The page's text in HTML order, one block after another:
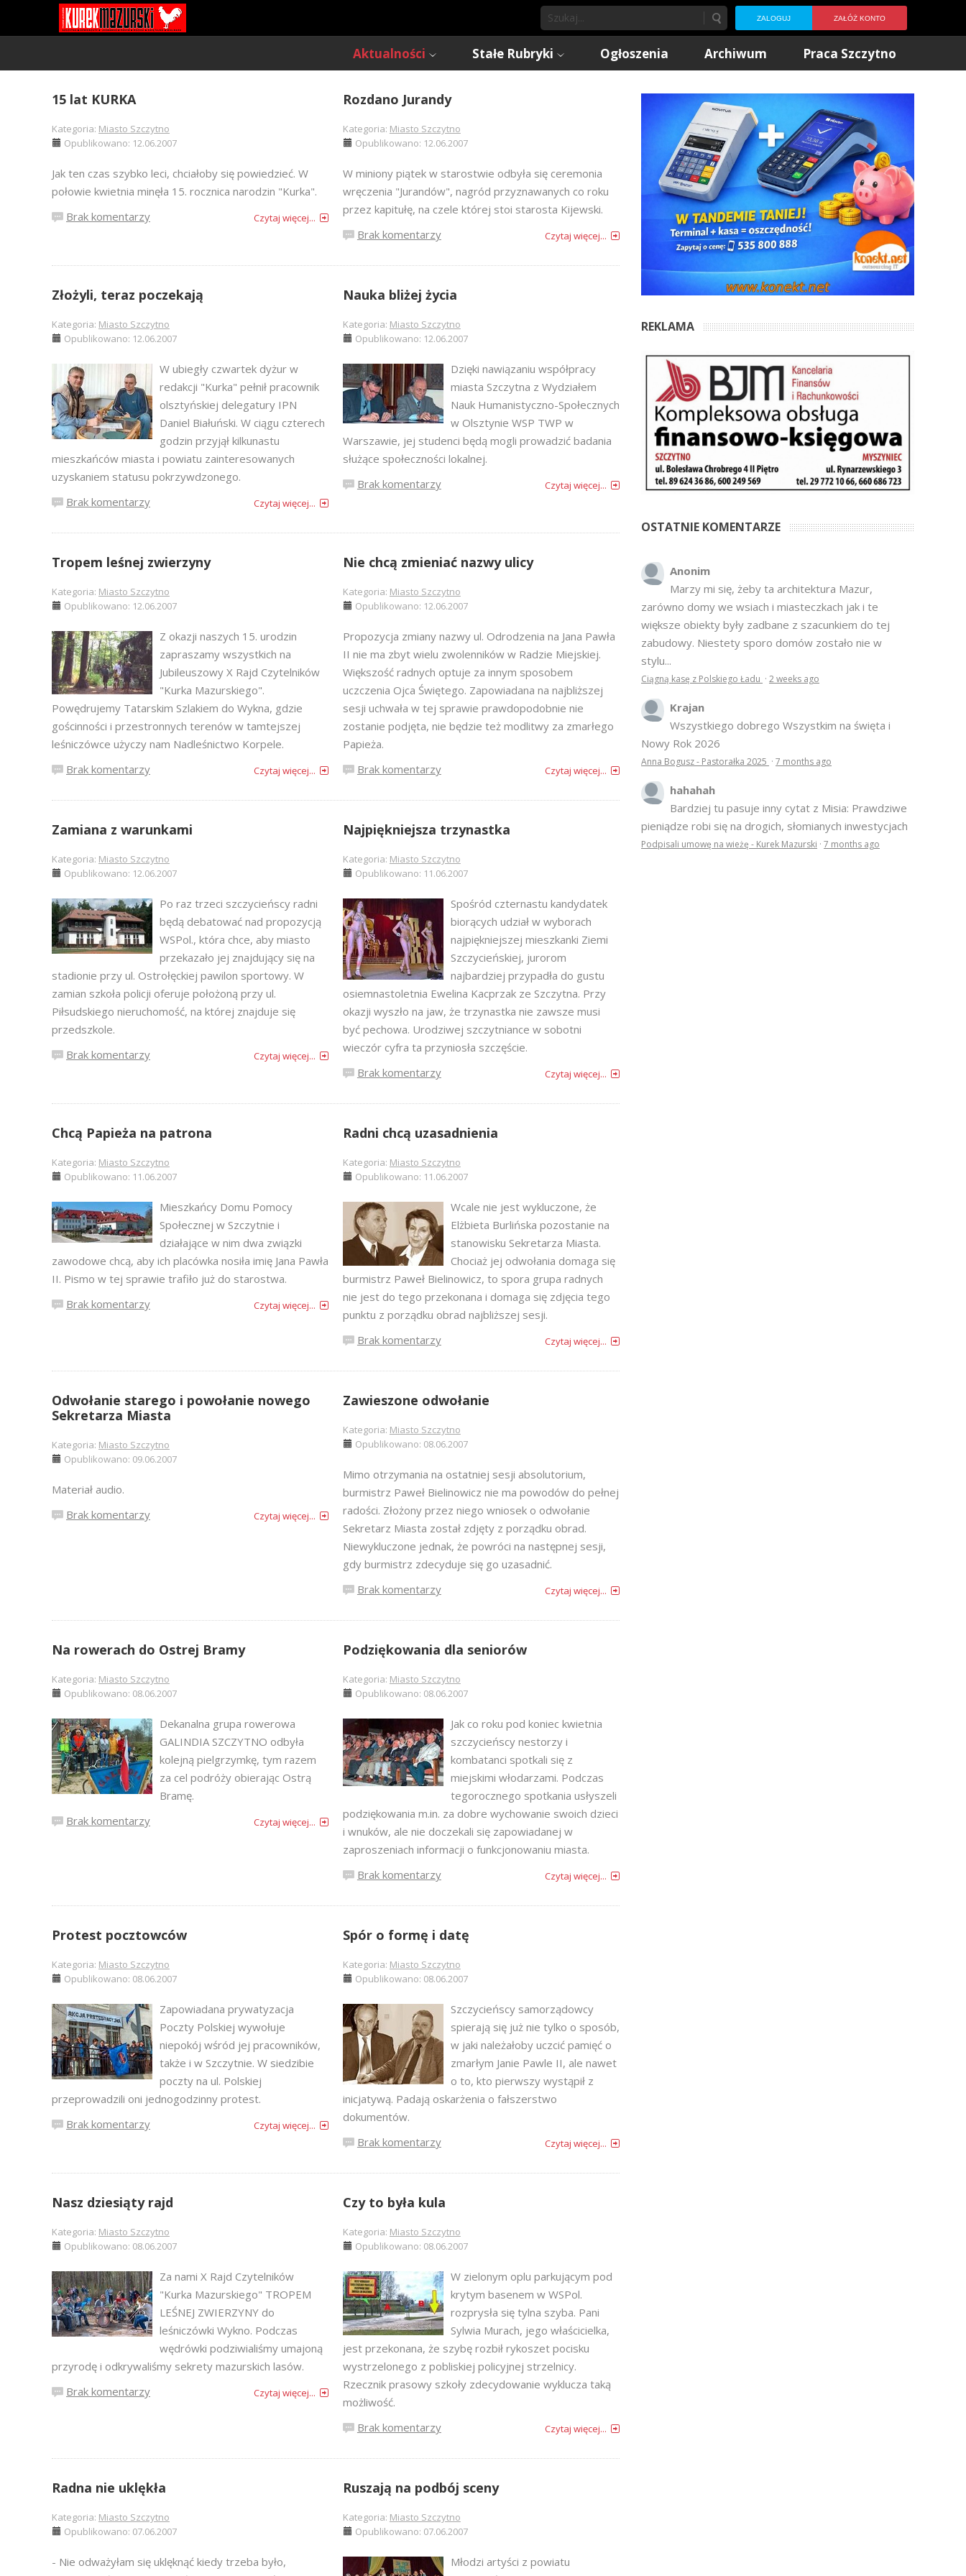
ZALOGUJ ZAŁÓŻ KONTO
Aktualności Stałe Rubryki Ogłoszenia Archiwum Praca Szczytno
15 lat KURKA
Kategoria: Miasto Szczytno
Opublikowano: 12.06.2007
Jak ten czas szybko leci, chciałoby się powiedzieć. W
połowie kwietnia minęła 15. rocznica narodzin "Kurka".
Brak komentarzy
Czytaj więcej...
Rozdano Jurandy
Kategoria: Miasto Szczytno
Opublikowano: 12.06.2007
W miniony piątek w starostwie odbyła się ceremonia
wręczenia "Jurandów", nagród przyznawanych co roku
przez kapitułę, na czele której stoi starosta Kijewski.
Brak komentarzy
Czytaj więcej...
Złożyli, teraz poczekają
Kategoria: Miasto Szczytno
Opublikowano: 12.06.2007
W ubiegły czwartek dyżur w
redakcji "Kurka" pełnił pracownik
olsztyńskiej delegatury IPN
Daniel Białuński. W ciągu czterech
godzin przyjął kilkunastu
mieszkańców miasta i powiatu zainteresowanych
uzyskaniem statusu pokrzywdzonego.
Brak komentarzy
Czytaj więcej...
Nauka bliżej życia
Kategoria: Miasto Szczytno
Opublikowano: 12.06.2007
Dzięki nawiązaniu współpracy
miasta Szczytna z Wydziałem
Nauk Humanistyczno-Społecznych
w Olsztynie WSP TWP w
Warszawie, jej studenci będą mogli prowadzić badania
służące społeczności lokalnej.
Brak komentarzy
Czytaj więcej...
Tropem leśnej zwierzyny
Kategoria: Miasto Szczytno
Opublikowano: 12.06.2007
Z okazji naszych 15. urodzin
zapraszamy wszystkich na
Jubileuszowy X Rajd Czytelników
"Kurka Mazurskiego".
Powędrujemy Tatarskim Szlakiem do Wykna, gdzie
gościnności i przestronnych terenów w tamtejszej
leśniczówce użyczy nam Nadleśnictwo Korpele.
Brak komentarzy
Czytaj więcej...
Nie chcą zmieniać nazwy ulicy
Kategoria: Miasto Szczytno
Opublikowano: 12.06.2007
Propozycja zmiany nazwy ul. Odrodzenia na Jana Pawła
II nie ma zbyt wielu zwolenników w Radzie Miejskiej.
Większość radnych optuje za innym sposobem
uczczenia Ojca Świętego. Zapowiadana na najbliższej
sesji uchwała w tej sprawie prawdopodobnie nie
zostanie podjęta, nie będzie też modlitwy za zmarłego
Papieża.
Brak komentarzy
Czytaj więcej...
Zamiana z warunkami
Kategoria: Miasto Szczytno
Opublikowano: 12.06.2007
Po raz trzeci szczycieńscy radni
będą debatować nad propozycją
WSPol., która chce, aby miasto
przekazało jej znajdujący się na
stadionie przy ul. Ostrołęckiej pawilon sportowy. W
zamian szkoła policji oferuje położoną przy ul.
Piłsudskiego nieruchomość, na której znajduje się
przedszkole.
Brak komentarzy
Czytaj więcej...
Najpiękniejsza trzynastka
Kategoria: Miasto Szczytno
Opublikowano: 11.06.2007
Spośród czternastu kandydatek
biorących udział w wyborach
najpiękniejszej mieszkanki Ziemi
Szczycieńskiej, jurorom
najbardziej przypadła do gustu
osiemnastoletnia Ewelina Kacprzak ze Szczytna. Przy
okazji wyszło na jaw, że trzynastka nie zawsze musi
być pechowa. Urodziwej szczytniance w sobotni
wieczór cyfra ta przyniosła szczęście.
Brak komentarzy
Czytaj więcej...
Chcą Papieża na patrona
Kategoria: Miasto Szczytno
Opublikowano: 11.06.2007
Mieszkańcy Domu Pomocy
Społecznej w Szczytnie i
działające w nim dwa związki
zawodowe chcą, aby ich placówka nosiła imię Jana Pawła
II. Pismo w tej sprawie trafiło już do starostwa.
Brak komentarzy
Czytaj więcej...
Radni chcą uzasadnienia
Kategoria: Miasto Szczytno
Opublikowano: 11.06.2007
Wcale nie jest wykluczone, że
Elżbieta Burlińska pozostanie na
stanowisku Sekretarza Miasta.
Chociaż jej odwołania domaga się
burmistrz Paweł Bielinowicz, to spora grupa radnych
nie jest do tego przekonana i domaga się zdjęcia tego
punktu z porządku obrad najbliższej sesji.
Brak komentarzy
Czytaj więcej...
Odwołanie starego i powołanie nowego
Sekretarza Miasta
Kategoria: Miasto Szczytno
Opublikowano: 09.06.2007
Materiał audio.
Brak komentarzy
Czytaj więcej...
Zawieszone odwołanie
Kategoria: Miasto Szczytno
Opublikowano: 08.06.2007
Mimo otrzymania na ostatniej sesji absolutorium,
burmistrz Paweł Bielinowicz nie ma powodów do pełnej
radości. Złożony przez niego wniosek o odwołanie
Sekretarz Miasta został zdjęty z porządku obrad.
Niewykluczone jednak, że powróci na następnej sesji,
gdy burmistrz zdecyduje się go uzasadnić.
Brak komentarzy
Czytaj więcej...
Na rowerach do Ostrej Bramy
Kategoria: Miasto Szczytno
Opublikowano: 08.06.2007
Dekanalna grupa rowerowa
GALINDIA SZCZYTNO odbyła
kolejną pielgrzymkę, tym razem
za cel podróży obierając Ostrą
Bramę.
Brak komentarzy
Czytaj więcej...
Podziękowania dla seniorów
Kategoria: Miasto Szczytno
Opublikowano: 08.06.2007
Jak co roku pod koniec kwietnia
szczycieńscy nestorzy i
kombatanci spotkali się z
miejskimi włodarzami. Podczas
tegorocznego spotkania usłyszeli
podziękowania m.in. za dobre wychowanie swoich dzieci
i wnuków, ale nie doczekali się zapowiadanej w
zaproszeniach informacji o funkcjonowaniu miasta.
Brak komentarzy
Czytaj więcej...
Protest pocztowców
Kategoria: Miasto Szczytno
Opublikowano: 08.06.2007
Zapowiadana prywatyzacja
Poczty Polskiej wywołuje
niepokój wśród jej pracowników,
także i w Szczytnie. W siedzibie
poczty na ul. Polskiej
przeprowadzili oni jednogodzinny protest.
Brak komentarzy
Czytaj więcej...
Spór o formę i datę
Kategoria: Miasto Szczytno
Opublikowano: 08.06.2007
Szczycieńscy samorządowcy
spierają się już nie tylko o sposób,
w jaki należałoby uczcić pamięć o
zmarłym Janie Pawle II, ale nawet
o to, kto pierwszy wystąpił z
inicjatywą. Padają oskarżenia o fałszerstwo
dokumentów.
Brak komentarzy
Czytaj więcej...
Nasz dziesiąty rajd
Kategoria: Miasto Szczytno
Opublikowano: 08.06.2007
Za nami X Rajd Czytelników
"Kurka Mazurskiego" TROPEM
LEŚNEJ ZWIERZYNY do
leśniczówki Wykno. Podczas
wędrówki podziwialiśmy umajoną
przyrodę i odkrywaliśmy sekrety mazurskich lasów.
Brak komentarzy
Czytaj więcej...
Czy to była kula
Kategoria: Miasto Szczytno
Opublikowano: 08.06.2007
W zielonym oplu parkującym pod
krytym basenem w WSPol.
rozprysła się tylna szyba. Pani
Sylwia Murach, jego właścicielka,
jest przekonana, że szybę rozbił rykoszet pocisku
wystrzelonego z pobliskiej policyjnej strzelnicy.
Rzecznik prasowy szkoły zdecydowanie wyklucza taką
możliwość.
Brak komentarzy
Czytaj więcej...
Radna nie uklękła
Kategoria: Miasto Szczytno
Opublikowano: 07.06.2007
- Nie odważyłam się uklęknąć kiedy trzeba było,
Ruszają na podbój sceny
Kategoria: Miasto Szczytno
Opublikowano: 07.06.2007
Młodzi artyści z powiatu
REKLAMA
OSTATNIE KOMENTARZE
Anonim
Marzy mi się, żeby ta architektura Mazur,
zarówno domy we wsiach i miasteczkach jak i te
większe obiekty były zadbane z szacunkiem do tej
zabudowy. Niestety sporo domów zostało nie w
stylu...
Ciągną kasę z Polskiego Ładu · 2 weeks ago
Krajan
Wszystkiego dobrego Wszystkim na święta i
Nowy Rok 2026
Anna Bogusz - Pastorałka 2025 · 7 months ago
hahahah
Bardziej tu pasuje inny cytat z Misia: Prawdziwe
pieniądze robi się na drogich, słomianych inwestycjach
Podpisali umowę na wieżę - Kurek Mazurski · 7 months ago